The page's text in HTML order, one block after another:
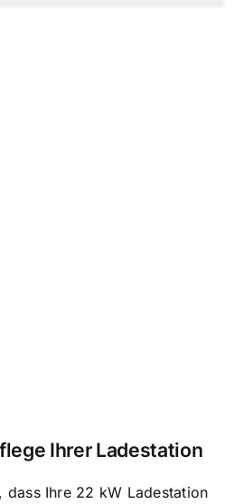
Ihrer Ladestation
dass Ihre 22 kW Ladestation